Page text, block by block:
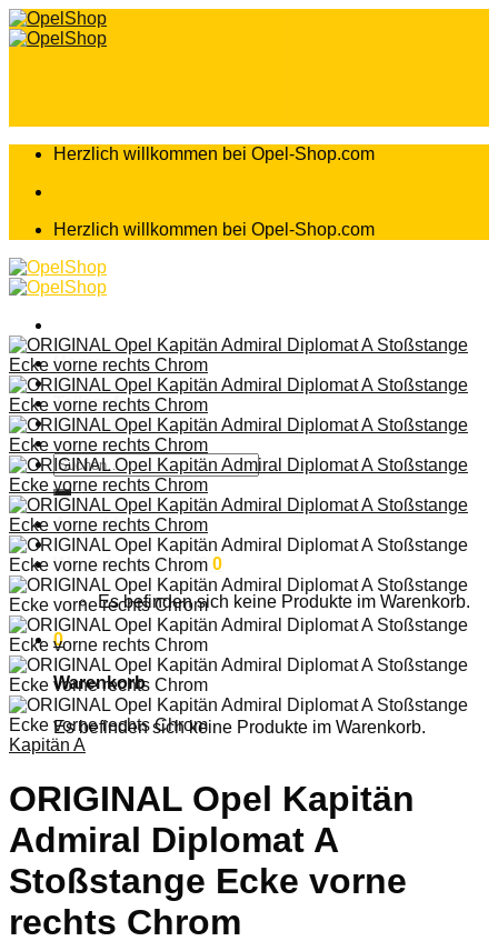
Zum
Inhalt
Herzlich willkommen bei Opel-Shop.com
Herzlich willkommen bei Opel-Shop.com
Home
Shop
Teileanfrage
Teileliste
Suchen
nach:
Anmelden
Warenkorb /0,00€ 0
Es befinden sich keine Produkte im Warenkorb.
0
Warenkorb
Es befinden sich keine Produkte im Warenkorb.
Kapitän A
ORIGINAL Opel Kapitän
Admiral Diplomat A
Stoßstange Ecke vorne
rechts Chrom